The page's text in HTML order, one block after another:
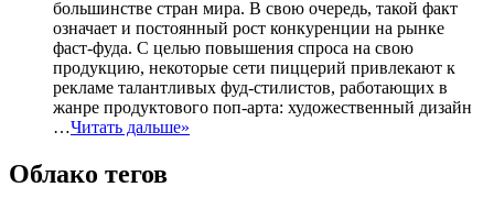
большинстве стран мира. В свою очередь, такой факт
означает и постоянный рост конкуренции на рынке
фаст-фуда. С целью повышения спроса на свою
продукцию, некоторые сети пиццерий привлекают к
рекламе талантливых фуд-стилистов, работающих в
жанре продуктового поп-арта: художественный дизайн
…Читать дальше»
Облако тегов